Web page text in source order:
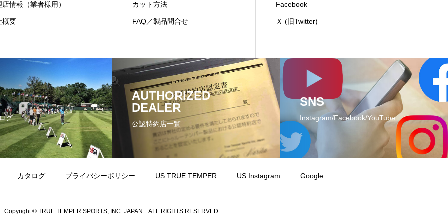
店情報（業者様用）
概要
カット方法
FAQ／製品問合せ
Facebook
Ｘ (旧Twitter)
グ
AUTHORIZED
DEALER
公認特約店一覧
SNS
Instagram/Facebook/YouTube
カタログ プライバシーポリシー US TRUE TEMPER US Instagram Google
Copyright © TRUE TEMPER SPORTS, INC. JAPAN ALL RIGHTS RESERVED.